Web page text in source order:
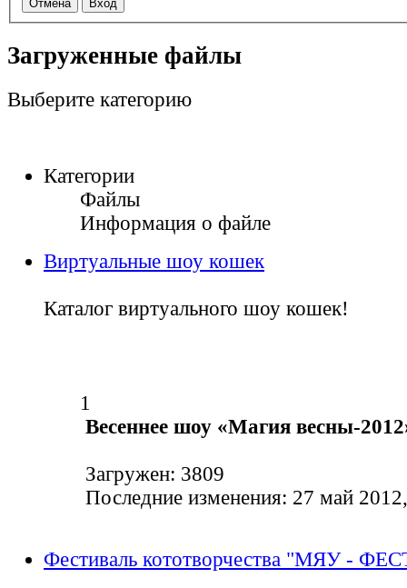
Загруженные файлы
Выберите категорию
Категории
Файлы
Информация о файле
Виртуальные шоу кошек
Каталог виртуального шоу кошек!
1
Весеннее шоу «Магия весны-
Загружен: 3809
Последние изменения: 27 май
Фестиваль кототворчества "МЯУ -